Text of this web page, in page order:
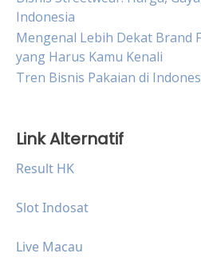
Indonesia
Mengenal Lebih Dekat Brand
yang Harus Kamu Kenali
Tren Bisnis Pakaian di
Link Alternatif
Result HK
Slot Indosat
Live Macau